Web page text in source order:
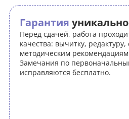
Гарантия
Перед сдачей, работа
качества: вычитку, редактуру,
методическим
Замечания по
исправляются бесплатно.